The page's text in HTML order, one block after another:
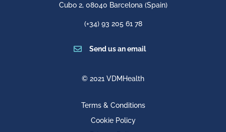
Cubo 2, 08040 Barcelona(Spain)
(+34) 93 205 61 78
 Send us an email
© 2021 VDMHealth
Terms & Conditions
Cookie Policy